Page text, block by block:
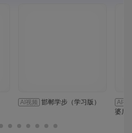
AI视频 邯郸学步（学习版） AI视
婆后